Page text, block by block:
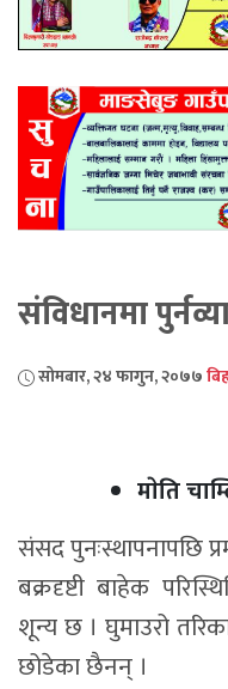
संविधानमा
सोमबार, २४ फागुन, २०७७
माेति
संसद पुनःस्थापनापछि
बक्रदृष्टी बाहेक
शून्य छ । घुमाउरो
छोडेका छैनन् ।